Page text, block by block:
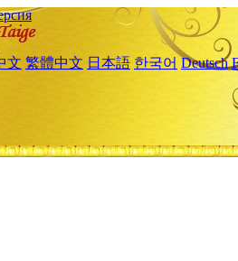
文 繁體中文 日本語 한국어 Deutsch